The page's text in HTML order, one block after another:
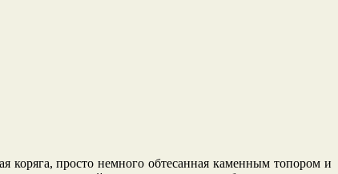
коряга, просто немного обтесанная каменным топором и